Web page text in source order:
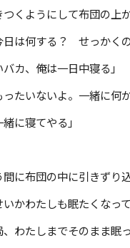
くようにして布団の上
日は何する？ せっかく
バカ、俺は一日中寝る」
ったいないよ。一緒に何
緒に寝てやる」
間に布団の中に引きずり
かわたしも眠たくなって
わたしまでそのまま眠